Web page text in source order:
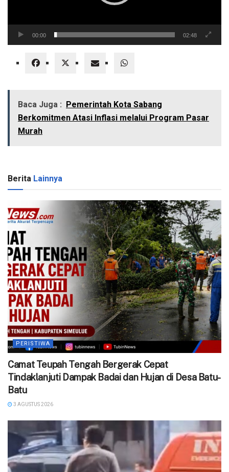
00:00 02:48
Baca Juga : Pemerintah Kota Sabang
Berkomitmen Atasi Inflasi melalui Program Pasar
Murah
Berita Lainnya
PERISTIWA
Camat Teupah Tengah Bergerak Cepat
Tindaklanjuti Dampak Badai dan Hujan di Desa Batu-
Batu
3 AGUSTUS 2026